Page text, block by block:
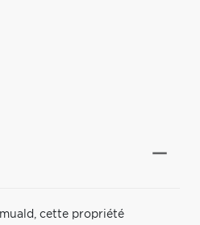
cette propriété